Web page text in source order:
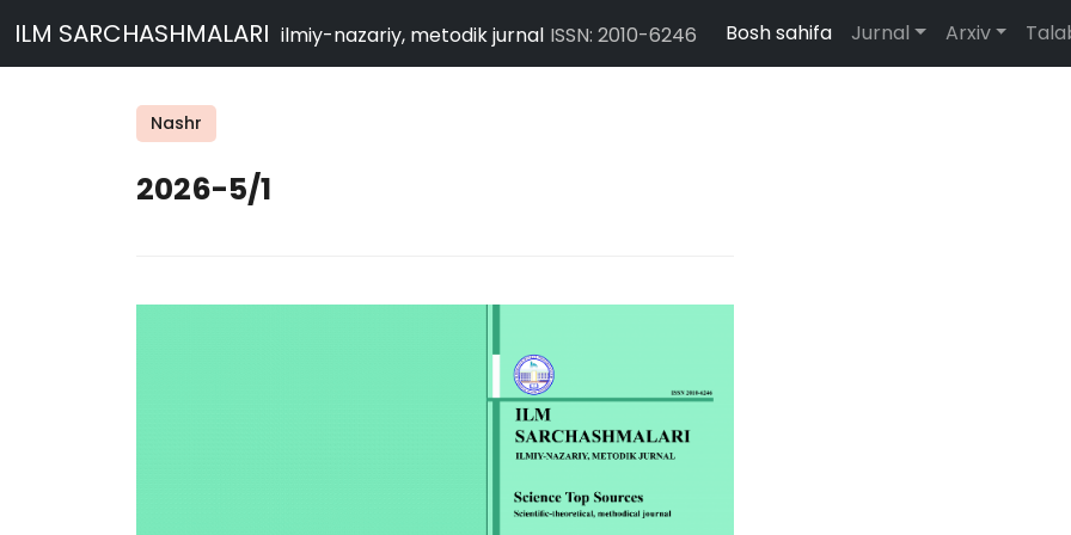
ILM SARCHASHMALARI ilmiy-nazariy, metodik jurnal ISSN: 2010-6246 Bosh sahifa Jurnal Arxiv
Nashr
2026-5/1